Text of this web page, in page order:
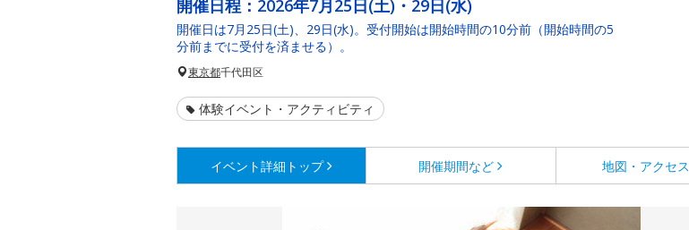
開催日程： 2026年7月25日(土)・29日(水)
開催日は7月25日(土)、29日(水)。受付開始は開始時間の10分前（開始時間の5
分前までに受付を済ませる）。
東京都千代田区
体験イベント・アクティビティ
イベント詳細 トップ 開催期間など 地図・アクセス